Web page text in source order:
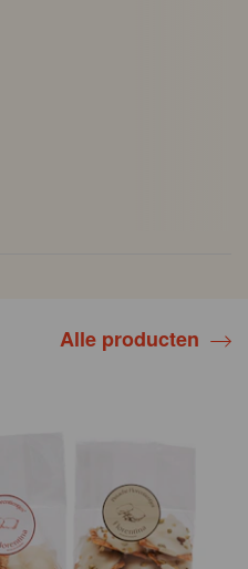
Alle producten